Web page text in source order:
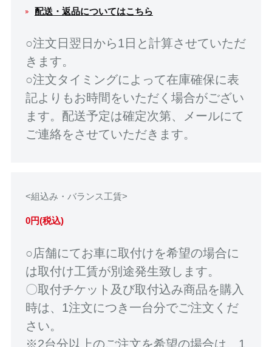
配送・返品についてはこちら
○注文日翌日から1日と計算させていただ
きます。
○注文タイミングによって在庫確保に表
記よりもお時間をいただく場合がござい
ます。配送予定は確定次第、メールにて
ご連絡をさせていただきます。
<組込み・バランス工賃>
0円(税込)
○店舗にてお車に取付けを希望の場合に
は取付け工賃が別途発生致します。
〇取付チケット及び取付込み商品を購入
時は、1注文につき一台分でご注文くだ
さい。
※2台分以上のご注文を希望の場合は、1